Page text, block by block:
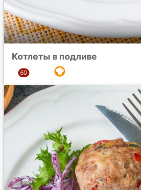
Котлеты в подливе